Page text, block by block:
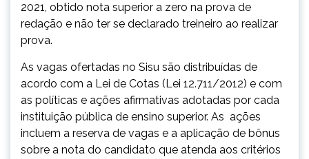
2021, obtido nota superior a zero na prova de
redação e não ter se declarado treineiro ao realizar
prova.
As vagas ofertadas no Sisu são distribuídas de
acordo com a Lei de Cotas (Lei 12.711/2012) e com
as políticas e ações afirmativas adotadas por cada
instituição pública de ensino superior. As ações
incluem a reserva de vagas e a aplicação de bônus
sobre a nota do candidato que atenda aos critérios